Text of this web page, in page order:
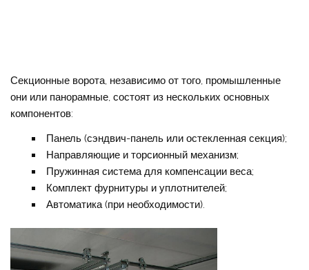
Секционные ворота, независимо от того, промышленные
они или панорамные, состоят из нескольких основных
компонентов:
Панель (сэндвич-панель или остекленная секция);
Направляющие и торсионный механизм;
Пружинная система для компенсации веса;
Комплект фурнитуры и уплотнителей;
Автоматика (при необходимости).